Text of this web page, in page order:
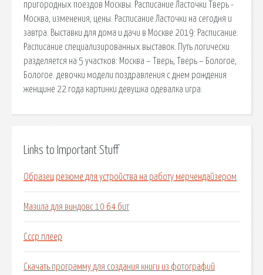
пригородных поездов Москвы. Расписание Ласточки Тверь -
Москва, изменения, цены. Расписание Ласточки на сегодня и
завтра. Выставки для дома и дачи в Москве 2019: Расписание.
Расписание специализированных выставок. Путь логически
разделяется на 5 участков: Москва – Тверь, Тверь – Бологое,
Бологое. девочки модели поздравления с днем рождения
женщине 22 года картинки девушка одевалка игра.
Links to Important Stuff
Образец резюме для устройства на работу мерчендайзером
Мазила для виндовс 10 64 бит
Ссср плеер
Скачать программу для создания книги из фотографий